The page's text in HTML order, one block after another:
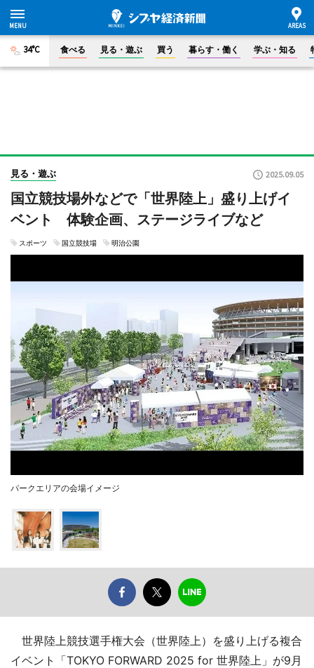
34°C 食べる 見る・遊ぶ 買う 暮らす・働く 学ぶ・知る
見る・遊ぶ 2025.09.05
国立競技場外などで「世界陸上」盛り上げイ
ベント 体験企画、ステージライブなど
スポーツ 国立競技場 明治公園
パークエリアの会場イメージ
世界陸上競技選手権大会（世界陸上）を盛り上げる複合
イベント「TOKYO FORWARD 2025 for 世界陸上」が9月